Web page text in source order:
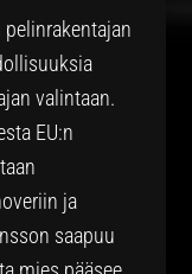
valintaan.
EU:n
ja
saapuu